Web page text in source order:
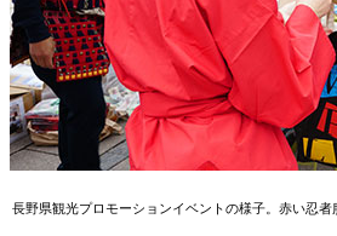
長野県観光プロモーションイベントの様子。赤い忍